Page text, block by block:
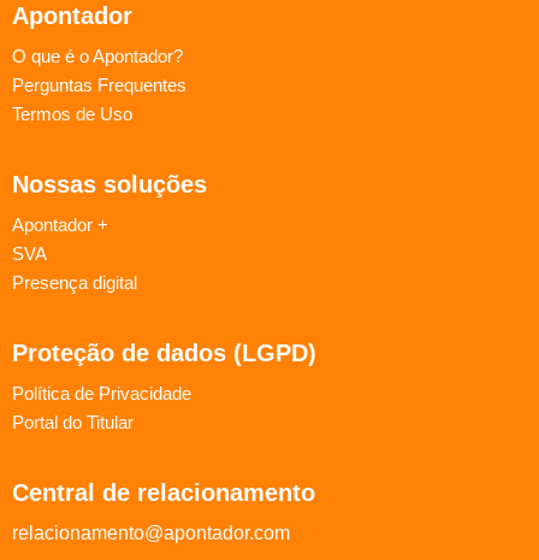
Apontador
O que é o Apontador?
Perguntas Frequentes
Termos de Uso
Nossas soluções
Apontador +
SVA
Presença digital
Proteção de dados (LGPD)
Política de Privacidade
Portal do Titular
Central de relacionamento
relacionamento@apontador.com